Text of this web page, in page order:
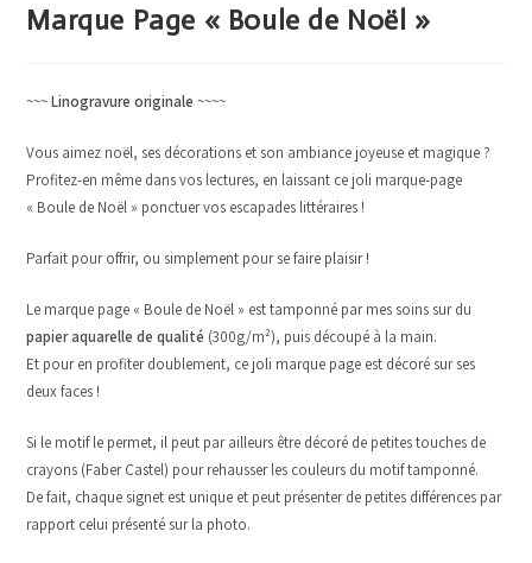
Marque Page « Boule de Noël »
~~~Linogravure originale ~~~~
Vous aimez noël, ses décorations et son ambiance joyeuse et magique ?
Profitez-en même dans vos lectures, en laissant ce joli marque-page
« Boule de Noël » ponctuer vos escapades littéraires !
Parfait pour offrir, ou simplement pour se faire plaisir !
Le marque page « Boule de Noël » est tamponné par mes soins sur du
papier aquarelle de qualité (300g/m²), puis découpé à la main.
Et pour en profiter doublement, ce joli marque page est décoré sur ses
deux faces !
Si le motif le permet, il peut par ailleurs être décoré de petites touches de
crayons (Faber Castel) pour rehausser les couleurs du motif tamponné.
De fait, chaque signet est unique et peut présenter de petites différences par
rapport celui présenté sur la photo.